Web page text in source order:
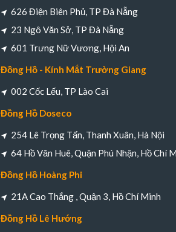
626 Điện Biên Phủ, TP Đà Nẵng
23 Ngô Văn Sở, TP Đà Nẵng
601 Trưng Nữ Vương, Hội An
Đồng Hồ - Kính Mắt Trường Giang
002 Cốc Lếu, TP Lào Cai
Đồng Hồ Doseco
254 Lê Trọng Tấn, Thanh Xuân, Hà Nội
64 Hồ Văn Huê, Quận Phú Nhận, Hồ Chí
Đồng Hồ Hoàng Phi
21A Cao Thắng , Quận 3, Hồ Chí Minh
Đồng Hồ Lê Hướng